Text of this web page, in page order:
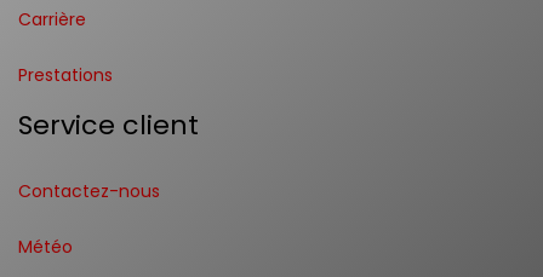
Carrière
Prestations
Service client
Contactez-nous
Météo